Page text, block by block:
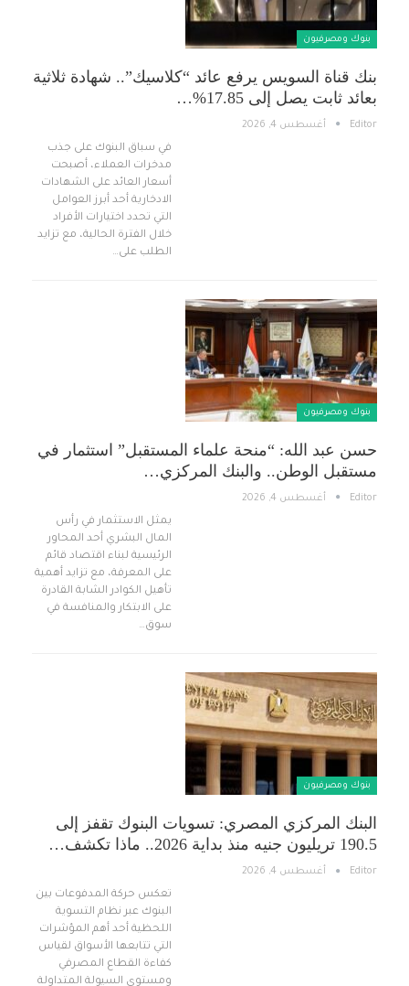
بنوك ومصرفيون
بنك قناة السويس يرفع عائد “كلاسيك”.. شهادة ثلاثية
بعائد ثابت يصل إلى 17.85%…
Editor أغسطس 4, 2026
في سباق البنوك على جذب
مدخرات العملاء، أصبحت
أسعار العائد على الشهادات
الادخارية أحد أبرز العوامل
التي تحدد اختيارات الأفراد
خلال الفترة الحالية، مع تزايد
الطلب على…
بنوك ومصرفيون
حسن عبد الله: “منحة علماء المستقبل” استثمار في
مستقبل الوطن.. والبنك المركزي…
Editor أغسطس 4, 2026
يمثل الاستثمار في رأس
المال البشري أحد المحاور
الرئيسية لبناء اقتصاد قائم
على المعرفة، مع تزايد أهمية
تأهيل الكوادر الشابة القادرة
على الابتكار والمنافسة في
سوق…
بنوك ومصرفيون
البنك المركزي المصري: تسويات البنوك تقفز إلى
190.5 تريليون جنيه منذ بداية 2026.. ماذا تكشف…
Editor أغسطس 4, 2026
تعكس حركة المدفوعات بين
البنوك عبر نظام التسوية
اللحظية أحد أهم المؤشرات
التي تتابعها الأسواق لقياس
كفاءة القطاع المصرفي
ومستوى السيولة المتداولة